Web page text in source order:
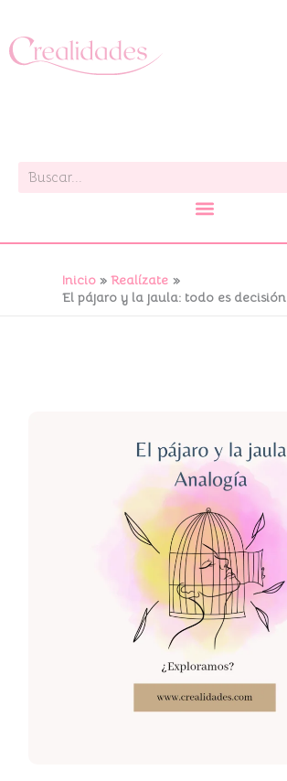
al
contenido
Buscar
Inicio
Realízate
El pájaro y la jaula: todo es decisión